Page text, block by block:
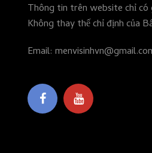
Thông tin trên website chỉ
Không thay thế chỉ định của
Email: